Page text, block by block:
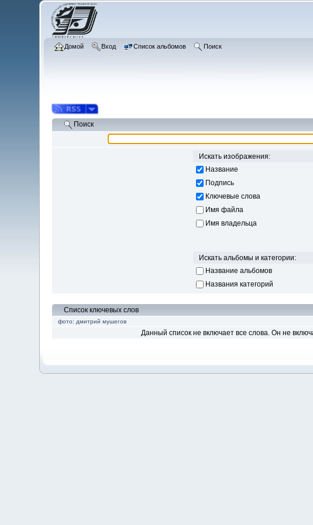
Домой Вход Список альбомов Поиск
Поиск
Искать изображения:
Название
Подпись
Ключевые слова
Имя файла
Имя владельца
Искать альбомы и категории:
Название альбомов
Названия категорий
Список ключевых слов
фото: дмитрий мушегов
Данный список не включает все слова. Он не